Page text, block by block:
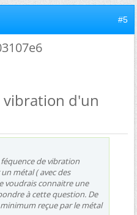
#5
vibration d'un
de vibration
métal ( avec des
voudrais connaitre une
à cette question. De
reçue par le métal